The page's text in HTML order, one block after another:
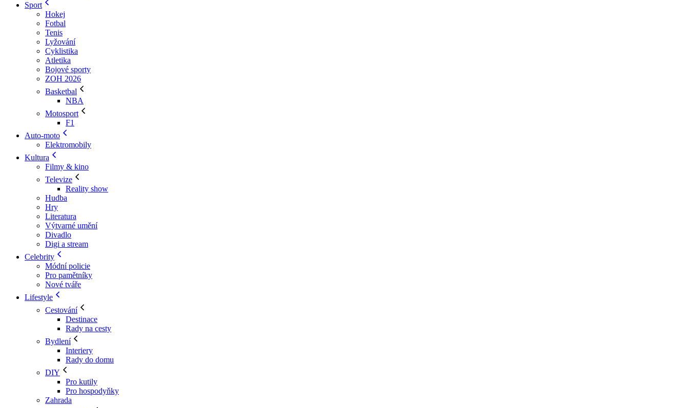
Sport
Hokej
Fotbal
Tenis
Lyžování
Cyklistika
Atletika
Bojové sporty
ZOH 2026
Basketbal
NBA
Motosport
F1
Auto-moto
Elektromobily
Kultura
Filmy & kino
Televize
Reality show
Hudba
Hry
Literatura
Výtvarné umění
Divadlo
Digi a stream
Celebrity
Módní policie
Pro pamětníky
Nové tváře
Lifestyle
Cestování
Destinace
Rady na cesty
Bydlení
Interiery
Rady do domu
DIY
Pro kutily
Pro hospodyňky
Zahrada